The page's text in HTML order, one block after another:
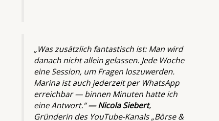
„Was zusätzlich fantastisch ist: Man wird
danach nicht allein gelassen. Jede Woche
eine Session, um Fragen loszuwerden.
Marina ist auch jederzeit per WhatsApp
erreichbar — binnen Minuten hatte ich
eine Antwort.“— Nicola Siebert,
Gründerin des YouTube-Kanals „Börse &